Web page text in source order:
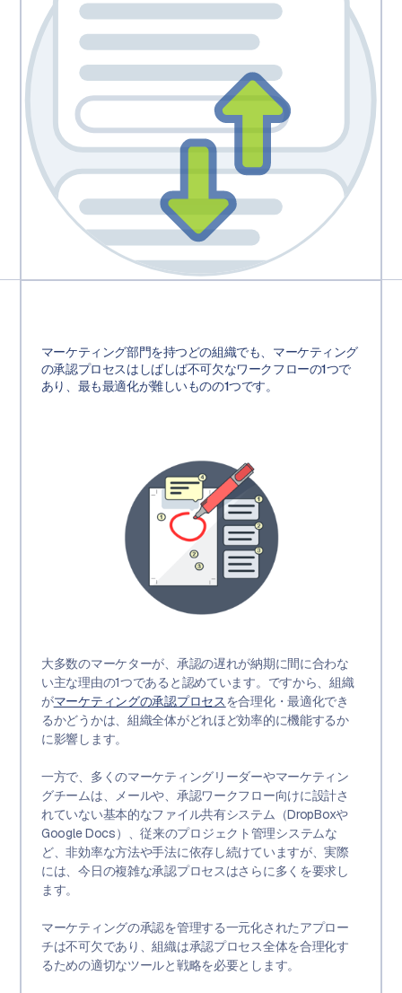
マーケティング部門を持つどの組織でも、マーケティング
の承認プロセスはしばしば不可欠なワークフローの1つで
あり、最も最適化が難しいものの1つです。
大多数のマーケターが、承認の遅れが納期に間に合わな
い主な理由の1つであると認めています。ですから、組織
がマーケティングの承認プロセスを合理化・最適化でき
るかどうかは、組織全体がどれほど効率的に機能するか
に影響します。
一方で、多くのマーケティングリーダーやマーケティン
グチームは、メールや、承認ワークフロー向けに設計さ
れていない基本的なファイル共有システム（DropBoxや
Google Docs）、従来のプロジェクト管理システムな
ど、非効率な方法や手法に依存し続けていますが、実際
には、今日の複雑な承認プロセスはさらに多くを要求し
ます。
マーケティングの承認を管理する一元化されたアプロー
チは不可欠であり、組織は承認プロセス全体を合理化す
るための適切なツールと戦略を必要とします。